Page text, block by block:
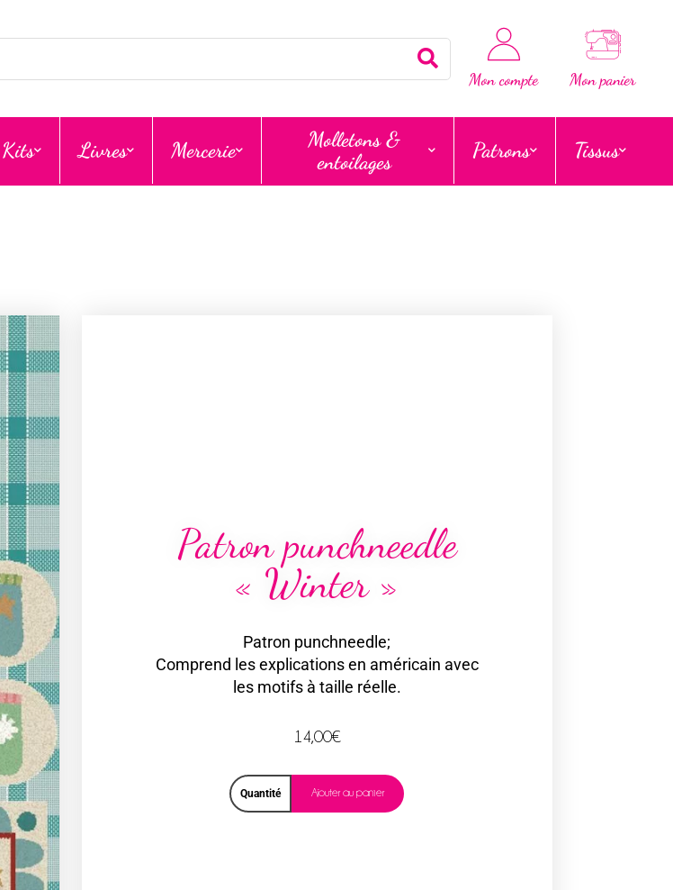
Rechercher
Mon compte Mon panier
Kits Livres Mercerie
Molletons &
entoilages
Patrons Tissus
Patron punchneedle
« Winter »
Patron punchneedle;
Comprend les explications en américain avec
les motifs à taille réelle.
14,00€
Quantité Ajouter au panier